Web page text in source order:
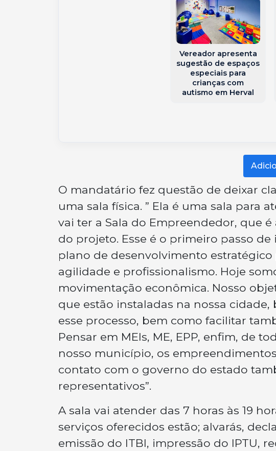
Vereador apresenta
sugestão de espaços
especiais para
crianças com
autismo em Herval
O mandatário fez questão de deixar
uma sala física. ” Ela é uma sala para
vai ter a Sala do Empreendedor, que
do projeto. Esse é o primeiro passo
plano de desenvolvimento
agilidade e profissionalismo. Hoje
movimentação econômica. Nosso
que estão instaladas na nossa
esse processo, bem como facilitar
Pensar em MEIs, ME, EPP, enfim, de
nosso município, os
contato com o governo do estado
representativos”.
A sala vai atender das 7 horas às 19
serviços oferecidos estão; alvarás,
emissão do ITBI, impressão do IPTU,